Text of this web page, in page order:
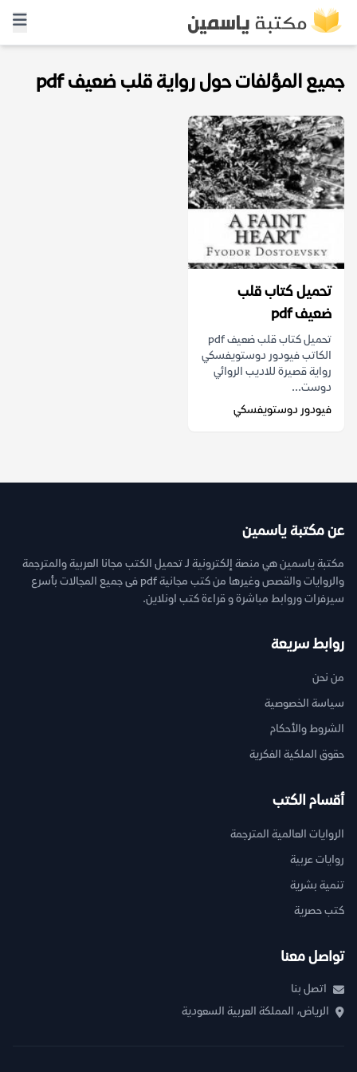
جميع المؤلفات حول رواية قلب ضعيف pdf
تحميل كتاب قلب
ضعيف pdf
تحميل كتاب قلب ضعيف pdf
الكاتب فيودور دوستويفسكي
رواية قصيرة للاديب الروائي
دوست...
فيودور دوستويفسكي
عن مكتبة ياسمين
مكتبة ياسمين هي منصة إلكترونية لـ تحميل الكتب مجانا العربية والمترجمة
والروايات والقصص وغيرها من كتب مجانية pdf فى جميع المجالات بأسرع
سيرفرات وروابط مباشرة و قراءة كتب اونلاين.
روابط سريعة
من نحن
سياسة الخصوصية
الشروط والأحكام
حقوق الملكية الفكرية
أقسام الكتب
الروايات العالمية المترجمة
روايات عربية
تنمية بشرية
كتب حصرية
تواصل معنا
اتصل بنا
الرياض، المملكة العربية السعودية